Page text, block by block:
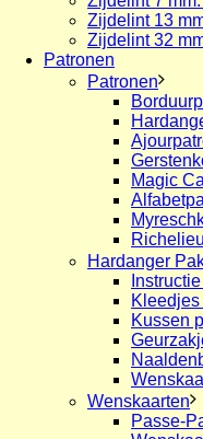
Zijdelint 13
Zijdelint 32
Patronen
Patronen
Magic
Hardanger
Kussen
Wenskaarten
Passe-